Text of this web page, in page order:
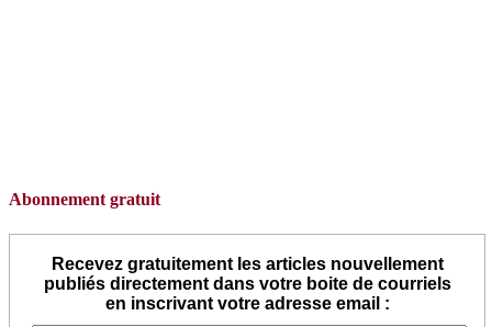
Abonnement gratuit
Recevez gratuitement les articles nouvellement
publiés directement dans votre boite de courriels
en inscrivant votre adresse email :